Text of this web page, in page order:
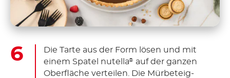
Die Tarte aus der Form lösen und mit
einem Spatel nutella® auf der ganzen
Oberfläche verteilen. Die Mürbeteig-